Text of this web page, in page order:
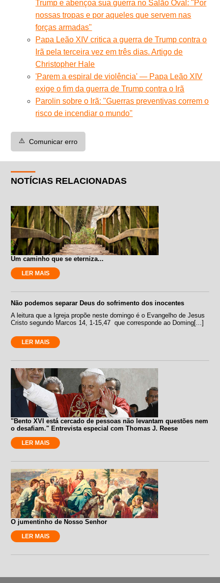
Trump e abençoa sua guerra no Salão Oval: "Por
nossas tropas e por aqueles que servem nas
forças armadas"
Papa Leão XIV critica a guerra de Trump contra o
Irã pela terceira vez em três dias. Artigo de
Christopher Hale
'Parem a espiral de violência' — Papa Leão XIV
exige o fim da guerra de Trump contra o Irã
Parolin sobre o Irã: "Guerras preventivas correm o
risco de incendiar o mundo"
⚠️ Comunicar erro
NOTÍCIAS RELACIONADAS
Um caminho que se eterniza...
LER MAIS
Não podemos separar Deus do sofrimento dos inocentes
A leitura que a Igreja propõe neste domingo é o Evangelho de Jesus
Cristo segundo Marcos 14, 1-15,47 que corresponde ao Doming[...]
LER MAIS
"Bento XVI está cercado de pessoas não levantam questões nem
o desafiam." Entrevista especial com Thomas J. Reese
LER MAIS
O jumentinho de Nosso Senhor
LER MAIS